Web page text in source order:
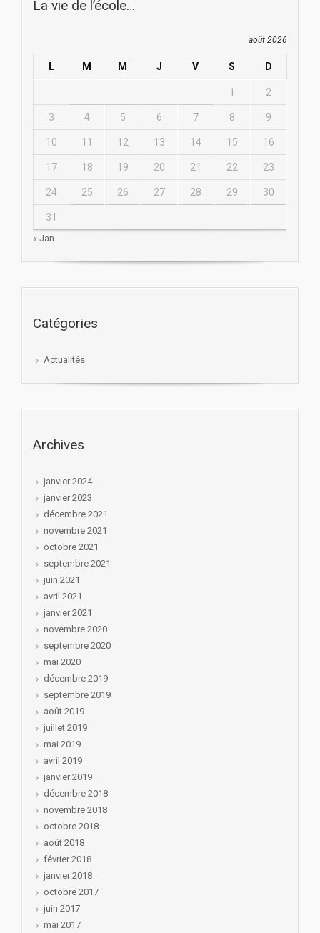
La vie de l’école…
août 2026
L M M J V S D
1 2
3 4 5 6 7 8 9
10 11 12 13 14 15 16
17 18 19 20 21 22 23
24 25 26 27 28 29 30
31
« Jan
Catégories
Actualités
Archives
janvier 2024
janvier 2023
décembre 2021
novembre 2021
octobre 2021
septembre 2021
juin 2021
avril 2021
janvier 2021
novembre 2020
septembre 2020
mai 2020
décembre 2019
septembre 2019
août 2019
juillet 2019
mai 2019
avril 2019
janvier 2019
décembre 2018
novembre 2018
octobre 2018
août 2018
février 2018
janvier 2018
octobre 2017
juin 2017
mai 2017